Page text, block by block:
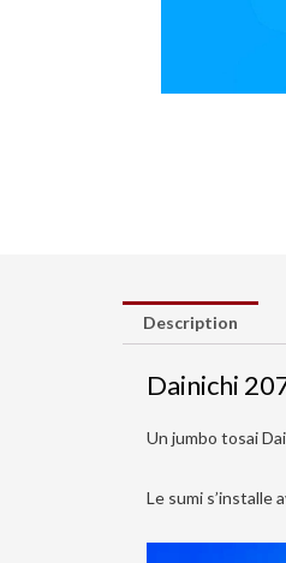
Description
Dainichi
Un jumbo tosai
Le sumi s’installe